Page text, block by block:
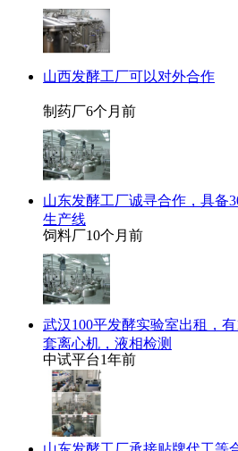
山西发酵工厂可以对外合作
制药厂6个月前
山东发酵工厂诚寻合作，具备
生产线
饲料厂10个月前
武汉100平发酵实验室出租，
套离心机，液相检测
中试平台1年前